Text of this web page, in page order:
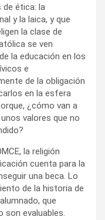
ética: la
y la laica, y que
la clase de
se ven
la educación en los
e
de la obligación
en la esfera
¿cómo van a
valores que no
la religión
cuenta para la
una beca. Lo
de la historia de
que
son evaluables.